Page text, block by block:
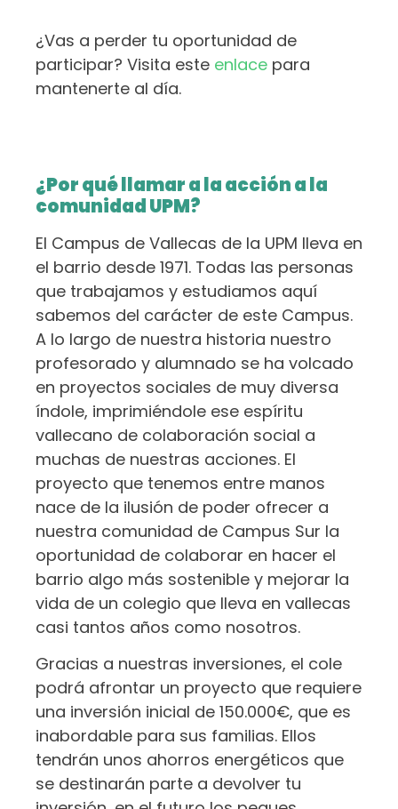
¿Vas a perder tu oportunidad de
participar? Visita este enlace para
mantenerte al día.
¿Por qué llamar a la acción a la
comunidad UPM?
El Campus de Vallecas de la UPM lleva en
el barrio desde 1971. Todas las personas
que trabajamos y estudiamos aquí
sabemos del carácter de este Campus.
A lo largo de nuestra historia nuestro
profesorado y alumnado se ha volcado
en proyectos sociales de muy diversa
índole, imprimiéndole ese espíritu
vallecano de colaboración social a
muchas de nuestras acciones. El
proyecto que tenemos entre manos
nace de la ilusión de poder ofrecer a
nuestra comunidad de Campus Sur la
oportunidad de colaborar en hacer el
barrio algo más sostenible y mejorar la
vida de un colegio que lleva en vallecas
casi tantos años como nosotros.
Gracias a nuestras inversiones, el cole
podrá afrontar un proyecto que requiere
una inversión inicial de 150.000€, que es
inabordable para sus familias. Ellos
tendrán unos ahorros energéticos que
se destinarán parte a devolver tu